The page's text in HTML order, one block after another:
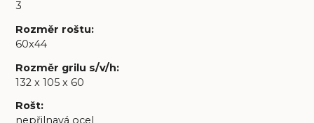
3
Rozměr roštu:
60x44
Rozměr grilu s/v/h:
132 x 105 x 60
Rošt: